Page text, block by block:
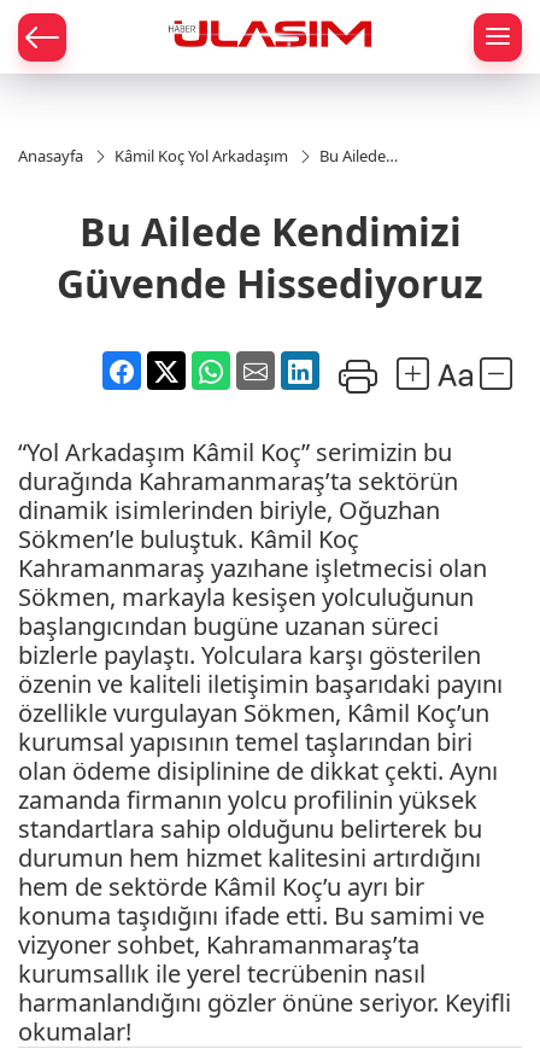
Anasayfa Kâmil Koç Yol Arkadaşım
Bu Ailede
Hissediyoruz
Bu Ailede Kendimizi
Güvende Hissediyoruz
“Yol Arkadaşım Kâmil Koç” serimizin bu
durağında Kahramanmaraş’ta sektörün
dinamik isimlerinden biriyle, Oğuzhan
Sökmen’le buluştuk. Kâmil Koç
Kahramanmaraş yazıhane işletmecisi olan
Sökmen, markayla kesişen yolculuğunun
başlangıcından bugüne uzanan süreci
bizlerle paylaştı. Yolculara karşı gösterilen
özenin ve kaliteli iletişimin başarıdaki payını
özellikle vurgulayan Sökmen, Kâmil Koç’un
kurumsal yapısının temel taşlarından biri
olan ödeme disiplinine de dikkat çekti. Aynı
zamanda firmanın yolcu profilinin yüksek
standartlara sahip olduğunu belirterek bu
durumun hem hizmet kalitesini artırdığını
hem de sektörde Kâmil Koç’u ayrı bir
konuma taşıdığını ifade etti. Bu samimi ve
vizyoner sohbet, Kahramanmaraş’ta
kurumsallık ile yerel tecrübenin nasıl
harmanlandığını gözler önüne seriyor. Keyifli
okumalar!